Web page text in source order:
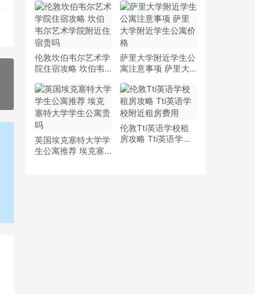
少钱
多少钱一周
伦敦坎伯韦尔艺术学
院住宿攻略 坎伯韦
贵吗
萨里大学附近学生公
寓注意事项 萨里大
英国埃克塞特大学学
生公寓推荐 埃克塞
伦敦Tti英语学校租
房攻略 Tti英语学校